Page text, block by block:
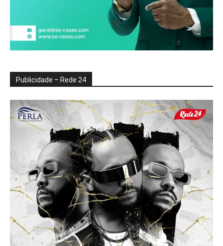
Publicidade – Rede 24